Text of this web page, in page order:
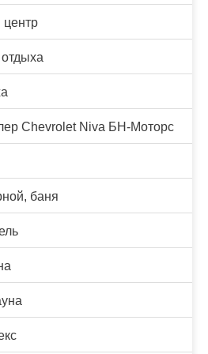
центр
Chevrolet Niva БН-Моторс
баня